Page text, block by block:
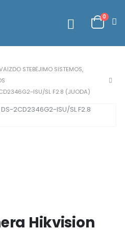
0
STEBĖJIMO SISTEMOS,
ISU/SL F2.8 (JUODA)
Hikvision